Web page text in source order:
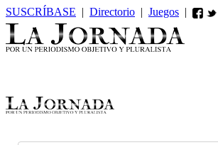
SUSCRÍBASE | Directorio | Juegos |